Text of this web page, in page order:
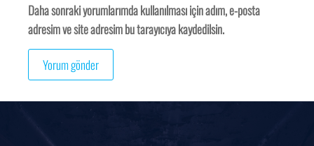
Daha sonraki yorumlarımda kullanılması için adım, e-posta
adresim ve site adresim bu tarayıcıya kaydedilsin.